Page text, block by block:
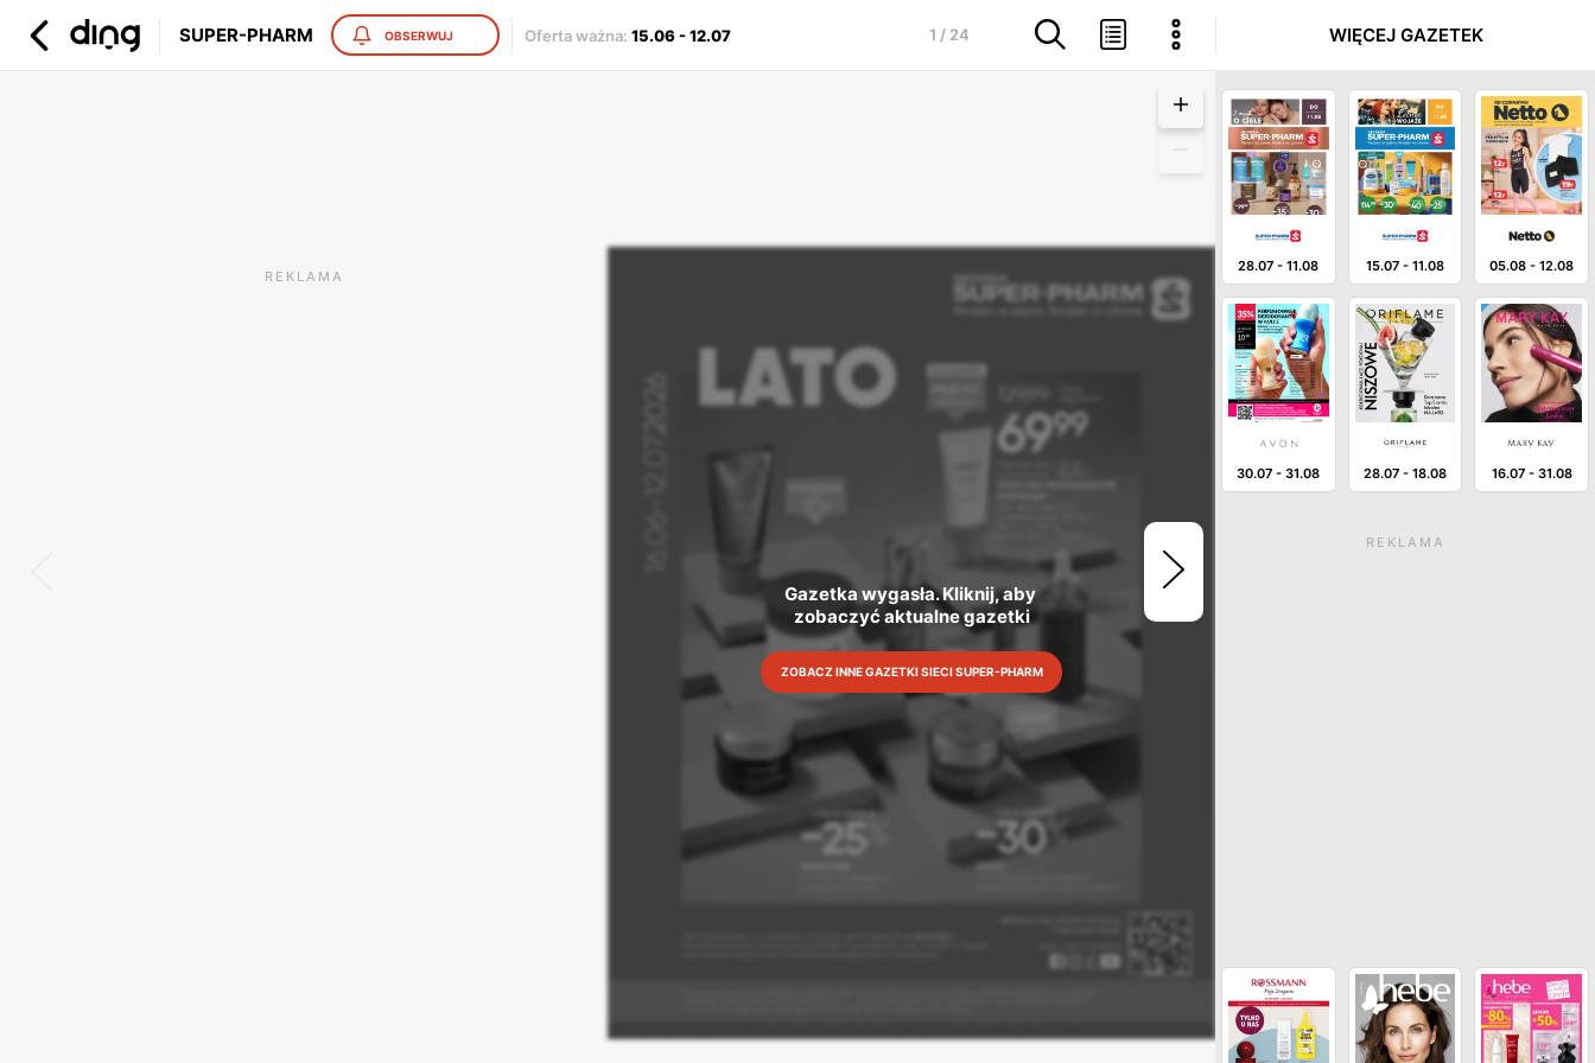
SUPER-PHARM OBSERWUJ Oferta ważna: 15.06-12.07 1 / 24
REKLAMA
Gazetka wygasła. Kliknij, aby
zobaczyć aktualne gazetki
ZOBACZ INNE GAZETKI SIECI SUPER-PHARM
WIĘCEJ GAZETEK
28.07 -11.08 15.07- 11.08 05.08 -12.08
30.07 -31.08 28.07- 18.08 16.07- 31.08
REKLAMA